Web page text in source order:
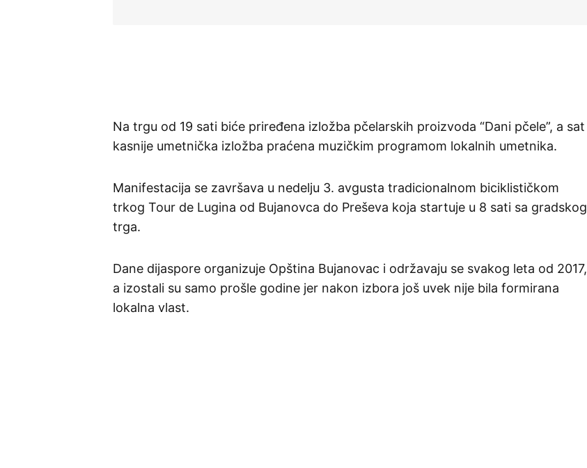
Na trgu od 19 sati biće priređena izložba pčelarskih proizvoda “Dani pčele”, a sat
kasnije umetnička izložba praćena muzičkim programom lokalnih umetnika.
Manifestacija se završava u nedelju 3. avgusta tradicionalnom biciklističkom
trkog Tour de Lugina od Bujanovca do Preševa koja startuje u 8 sati sa gradskog
trga.
Dane dijaspore organizuje Opština Bujanovac i održavaju se svakog leta od 2017,
a izostali su samo prošle godine jer nakon izbora još uvek nije bila formirana
lokalna vlast.